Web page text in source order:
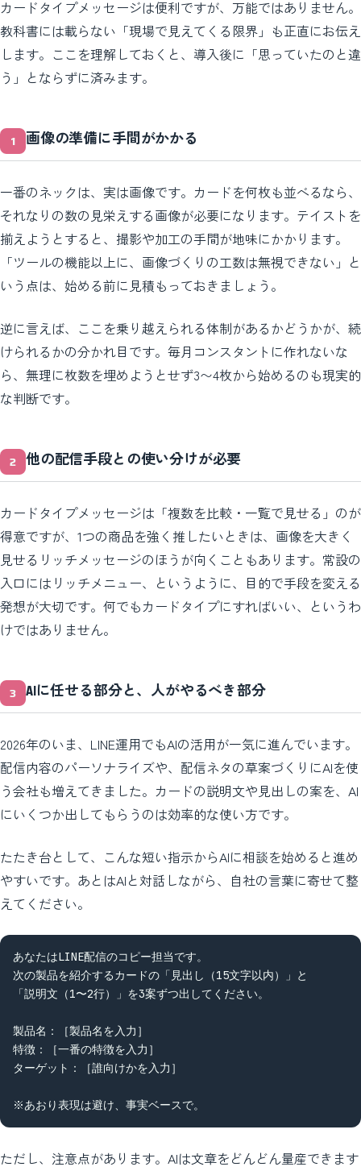
カードタイプメッセージは便利ですが、万能ではありません。
教科書には載らない「現場で見えてくる限界」も正直にお伝え
します。ここを理解しておくと、導入後に「思っていたのと違
う」とならずに済みます。
画像の準備に手間がかかる
一番のネックは、実は画像です。カードを何枚も並べるなら、
それなりの数の見栄えする画像が必要になります。テイストを
揃えようとすると、撮影や加工の手間が地味にかかります。
「ツールの機能以上に、画像づくりの工数は無視できない」と
いう点は、始める前に見積もっておきましょう。
逆に言えば、ここを乗り越えられる体制があるかどうかが、続
けられるかの分かれ目です。毎月コンスタントに作れないな
ら、無理に枚数を埋めようとせず3〜4枚から始めるのも現実的
な判断です。
他の配信手段との使い分けが必要
カードタイプメッセージは「複数を比較・一覧で見せる」のが
得意ですが、1つの商品を強く推したいときは、画像を大きく
見せるリッチメッセージのほうが向くこともあります。常設の
入口にはリッチメニュー、というように、目的で手段を変える
発想が大切です。何でもカードタイプにすればいい、というわ
けではありません。
AIに任せる部分と、人がやるべき部分
2026年のいま、LINE運用でもAIの活用が一気に進んでいます。
配信内容のパーソナライズや、配信ネタの草案づくりにAIを使
う会社も増えてきました。カードの説明文や見出しの案を、AI
にいくつか出してもらうのは効率的な使い方です。
たたき台として、こんな短い指示からAIに相談を始めると進め
やすいです。あとはAIと対話しながら、自社の言葉に寄せて整
えてください。
あなたはLINE配信のコピー担当です。
次の製品を紹介するカードの「見出し（15文字以内）」と
「説明文（1〜2行）」を3案ずつ出してください。
製品名：［製品名を入力］
特徴：［一番の特徴を入力］
ターゲット：［誰向けかを入力］
※あおり表現は避け、事実ベースで。
ただし、注意点があります。AIは文章をどんどん量産できます